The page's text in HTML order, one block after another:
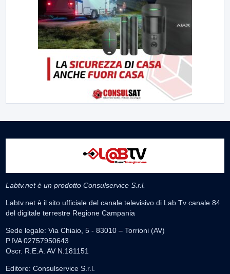
Labtv.net è un prodotto Consulservice S.r.l.
Labtv.net è il sito ufficiale del canale televisivo di Lab Tv canale 84
del digitale terrestre Regione Campania
Sede legale: Via Chiaio, 5 - 83010 – Torrioni (AV)
P.IVA 02757950643
Oscr. R.E.A. AV N.181151
Editore: Consulservice S.r.l.